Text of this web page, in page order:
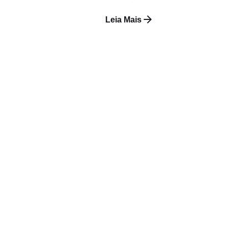
Leia Mais